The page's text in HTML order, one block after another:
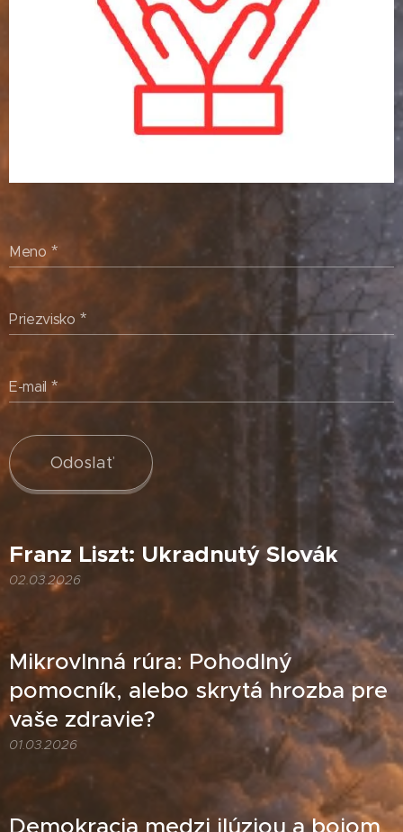
Meno
Priezvisko
E-mail
Odoslať
Franz Liszt: Ukradnutý Slovák
02.03.2026
Mikrovlnná rúra: Pohodlný
pomocník, alebo skrytá hrozba pre
vaše zdravie?
01.03.2026
Demokracia medzi ilúziou a bojom